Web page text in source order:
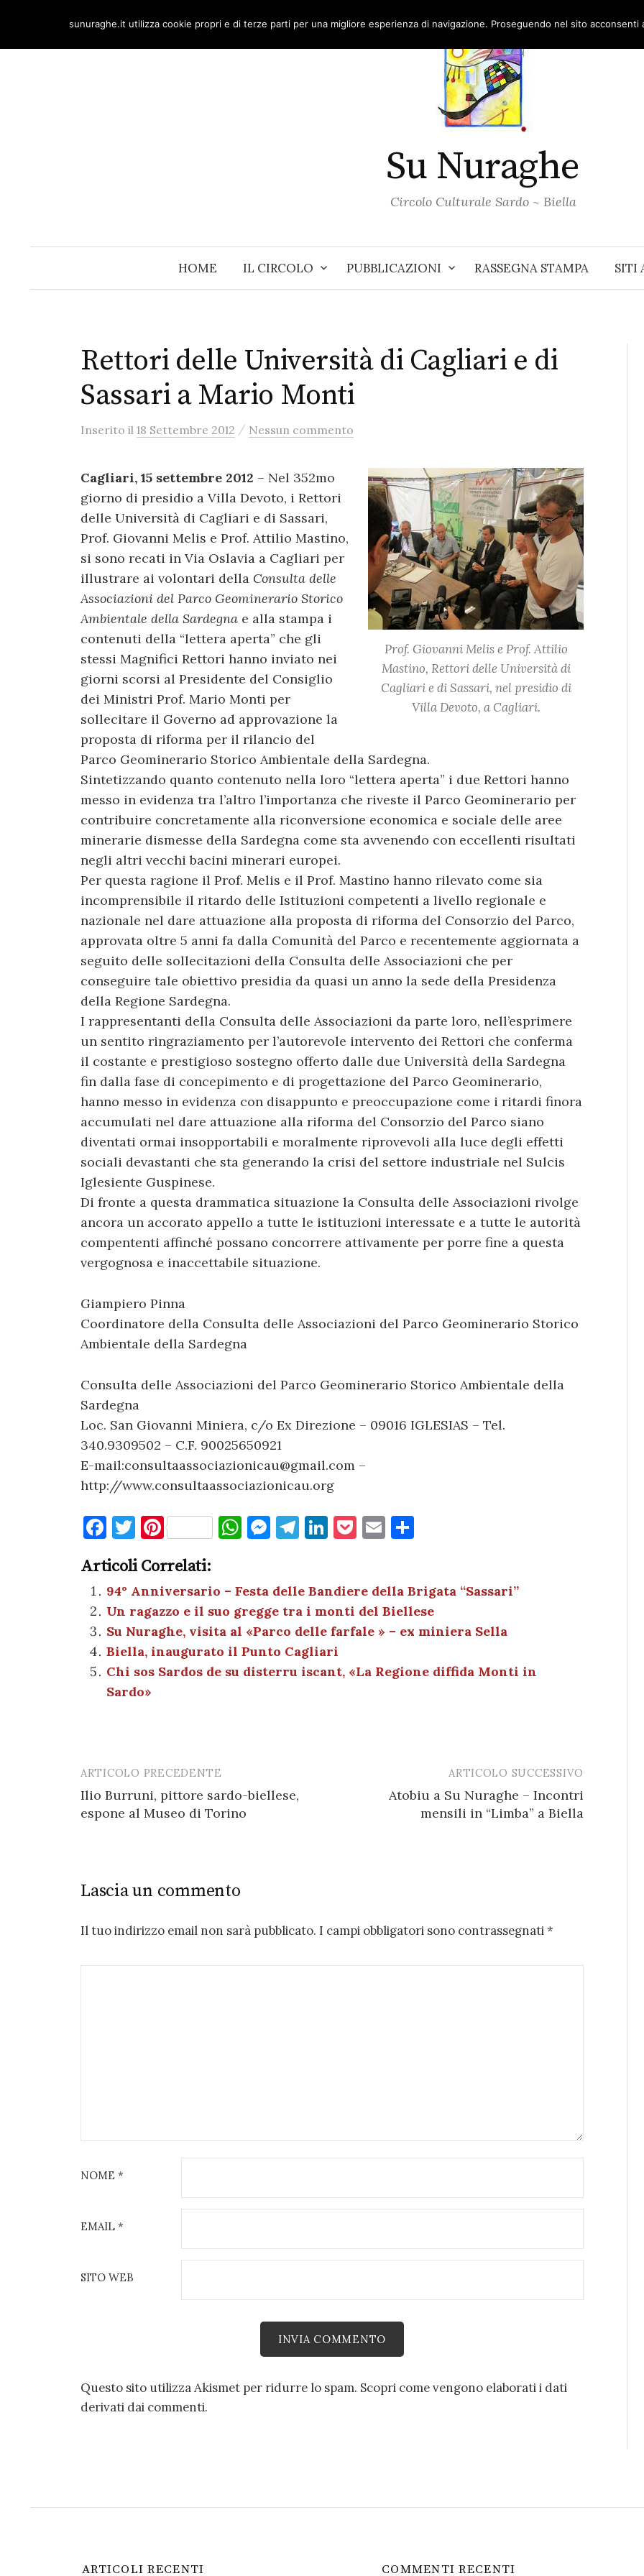
content
Su Nuraghe
Circolo Culturale Sardo ~ Biella
HOME IL CIRCOLO PUBBLICAZIONI RASSEGNA STAMPA SITI
Rettori delle Università di Cagliari e di
Sassari a Mario Monti
Inserito il 18 Settembre 2012 / Nessun commento
Prof. Giovanni Melis e Prof. Attilio
Mastino, Rettori delle Università di
Cagliari e di Sassari, nel presidio di
Villa Devoto, a Cagliari.
Cagliari, 15 settembre 2012 – Nel 352mo
giorno di presidio a Villa Devoto, i Rettori
delle Università di Cagliari e di Sassari,
Prof. Giovanni Melis e Prof. Attilio Mastino,
si sono recati in Via Oslavia a Cagliari per
illustrare ai volontari della Consulta delle
Associazioni del Parco Geominerario Storico
Ambientale della Sardegna e alla stampa i
contenuti della “lettera aperta” che gli
stessi Magnifici Rettori hanno inviato nei
giorni scorsi al Presidente del Consiglio
dei Ministri Prof. Mario Monti per
sollecitare il Governo ad approvazione la
proposta di riforma per il rilancio del
Parco Geominerario Storico Ambientale della Sardegna.
Sintetizzando quanto contenuto nella loro “lettera aperta” i due Rettori hanno
messo in evidenza tra l’altro l’importanza che riveste il Parco Geominerario per
contribuire concretamente alla riconversione economica e sociale delle aree
minerarie dismesse della Sardegna come sta avvenendo con eccellenti risultati
negli altri vecchi bacini minerari europei.
Per questa ragione il Prof. Melis e il Prof. Mastino hanno rilevato come sia
incomprensibile il ritardo delle Istituzioni competenti a livello regionale e
nazionale nel dare attuazione alla proposta di riforma del Consorzio del Parco,
approvata oltre 5 anni fa dalla Comunità del Parco e recentemente aggiornata a
seguito delle sollecitazioni della Consulta delle Associazioni che per
conseguire tale obiettivo presidia da quasi un anno la sede della Presidenza
della Regione Sardegna.
I rappresentanti della Consulta delle Associazioni da parte loro, nell’esprimere
un sentito ringraziamento per l’autorevole intervento dei Rettori che conferma
il costante e prestigioso sostegno offerto dalle due Università della Sardegna
fin dalla fase di concepimento e di progettazione del Parco Geominerario,
hanno messo in evidenza con disappunto e preoccupazione come i ritardi finora
accumulati nel dare attuazione alla riforma del Consorzio del Parco siano
diventati ormai insopportabili e moralmente riprovevoli alla luce degli effetti
sociali devastanti che sta generando la crisi del settore industriale nel Sulcis
Iglesiente Guspinese.
Di fronte a questa drammatica situazione la Consulta delle Associazioni rivolge
ancora un accorato appello a tutte le istituzioni interessate e a tutte le autorità
compententi affinché possano concorrere attivamente per porre fine a questa
vergognosa e inaccettabile situazione.
Giampiero Pinna
Coordinatore della Consulta delle Associazioni del Parco Geominerario Storico
Ambientale della Sardegna
Consulta delle Associazioni del Parco Geominerario Storico Ambientale della
Sardegna
Loc. San Giovanni Miniera, c/o Ex Direzione – 09016 IGLESIAS – Tel.
340.9309502 – C.F. 90025650921
E-mail:consultaassociazionicau@gmail.com –
http://www.consultaassociazionicau.org
F
a
c
e
b
o
o
k
T
w
it
te
r
Pi
nt
er
es
t
W
s
A
p
p
M
n
g
er
T
gr
a
m
Li
e
dI
n
P
k
et
E
l di
vi
di
Articoli Correlati:
94° Anniversario – Festa delle Bandiere della Brigata “Sassari”
Un ragazzo e il suo gregge tra i monti del Biellese
Su Nuraghe, visita al «Parco delle farfale » – ex miniera Sella
Biella, inaugurato il Punto Cagliari
Chi sos Sardos de su disterru iscant, «La Regione diffida Monti in
Sardo»
Post
navigation
ARTICOLO PRECEDENTE
Ilio Burruni, pittore sardo-biellese,
espone al Museo di Torino
ARTICOLO SUCCESSIVO
Atobiu a Su Nuraghe – Incontri
mensili in “Limba” a Biella
Lascia un commento
Il tuo indirizzo email non sarà pubblicato. I campi obbligatori sono contrassegnati*
NOME *
EMAIL *
SITO WEB
Questo sito utilizza Akismet per ridurre lo spam. Scopri come vengono elaborati i dati
derivati dai commenti.
ARTICOLI RECENTI COMMENTI RECENTI
sunuraghe.it utilizza cookie propri e di terze parti per una migliore esperienza di navigazione. Proseguendo nel sito acconsenti